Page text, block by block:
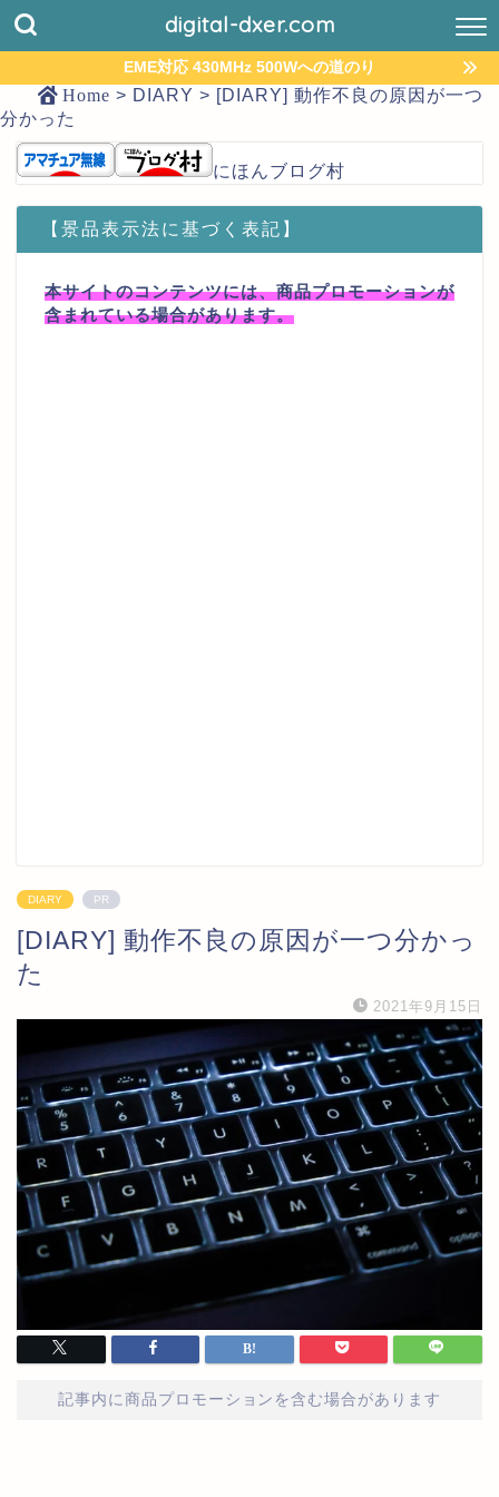
digital-dxer.com
EME対応 430MHz 500Wへの道のり
Home > DIARY > [DIARY] 動作不良の原因が一つ
分かった
にほんブログ村
【景品表示法に基づく表記】
本サイトのコンテンツには、商品プロモーションが
含まれている場合があります。
DIARY PR
[DIARY] 動作不良の原因が一つ分かっ
た
2021年9月15日
記事内に商品プロモーションを含む場合があります